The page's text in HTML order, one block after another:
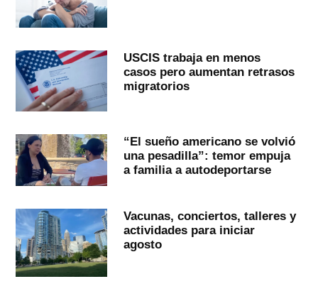
USCIS trabaja en menos
casos pero aumentan retrasos
migratorios
“El sueño americano se volvió
una pesadilla”: temor empuja
a familia a autodeportarse
Vacunas, conciertos, talleres y
actividades para iniciar
agosto